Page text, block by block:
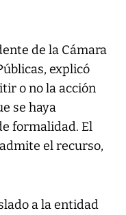
de la Cámara
explicó
o no la acción
se haya
formalidad. El
el recurso,
a la entidad